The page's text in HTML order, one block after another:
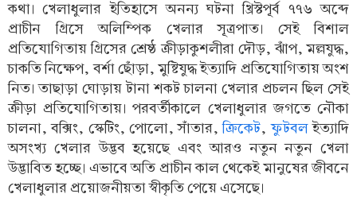
কথা। খেলাধুলার ইতিহাসে অনন্য ঘটনা খ্রিস্টপূর্ব ৭৭৬ অব্দে
প্রাচীন গ্রিসে অলিম্পিক খেলার সূত্রপাত। সেই বিশাল
প্রতিযোগিতায় গ্রিসের শ্রেষ্ঠ ক্রীড়াকুশলীরা দৌড়, ঝাঁপ, মল্লযুদ্ধ,
চাকতি নিক্ষেপ, বর্শা ছোঁড়া, মুষ্টিযুদ্ধ ইত্যাদি প্রতিযোগিতায় অংশ
নিত। তাছাড়া ঘোড়ায় টানা শকট চালনা খেলার প্রচলন ছিল সেই
ক্রীড়া প্রতিযোগিতায়। পরবর্তীকালে খেলাধুলার জগতে নৌকা
চালনা, বক্সিং, স্কেটিং, পোলো, সাঁতার,ক্রিকেট,ফুটবলইত্যাদি
অসংখ্য খেলার উদ্ভব হয়েছে এবং আরও নতুন নতুন খেলা
উদ্ভাবিত হচ্ছে। এভাবে অতি প্রাচীন কাল থেকেই মানুষের জীবনে
খেলাধুলার প্রয়োজনীয়তা স্বীকৃতি পেয়ে এসেছে।